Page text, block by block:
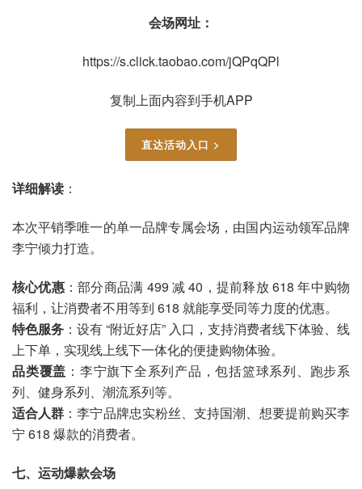
会场网址：
https://s.click.taobao.com/jQPqQPl
复制上面内容到手机APP
直达活动入口 >
详细解读 ：
本次平销季唯一的单一品牌专属会场，由国内运动领军品牌
李宁倾力打造。
核心优惠：部分商品满 499 减 40，提前释放 618 年中购物
福利，让消费者不用等到 618 就能享受同等力度的优惠。
特色服务 ：设有 “附近好店” 入口，支持消费者线下体验、线
上下单，实现线上线下一体化的便捷购物体验。
品类覆盖 ：李宁旗下全系列产品，包括篮球系列、跑步系
列、健身系列、潮流系列等。
适合人群 ：李宁品牌忠实粉丝、支持国潮、想要提前购买李
宁 618 爆款的消费者。
七、运动爆款会场